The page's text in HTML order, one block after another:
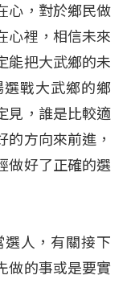
心，對於鄉民做
心裡，相信未來
能把大武鄉的未
戰大武鄉的鄉
見，誰是比較適
的方向來前進，
做好了正確的選
人，有關接下
做的事或是要實